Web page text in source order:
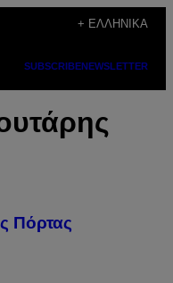
+ ΕΛΛΗΝΙΚΆ
SUBSCRIBENEWSLETTER
Πόρτας